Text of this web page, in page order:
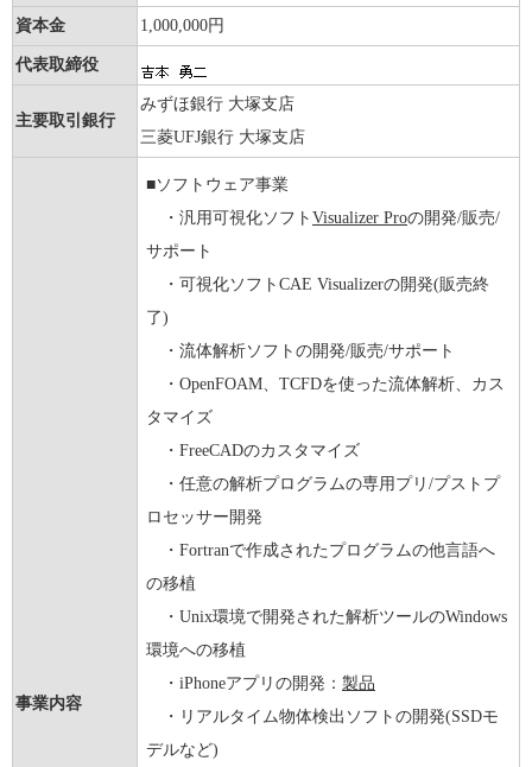
資本金 1,000,000円
代表取締役
主要取引銀行
みずほ銀行 大塚支店
三菱UFJ銀行 大塚支店
事業内容
■ソフトウェア事業
・汎用可視化ソフト Visualizer Proの開発/販売/
サポート
・可視化ソフトCAE Visualizerの開発(販売終
了)
・流体解析ソフトの開発/販売/サポート
・OpenFOAM、TCFDを使った流体解析、カス
タマイズ
・FreeCADのカスタマイズ
・任意の解析プログラムの専用プリ/プストプ
ロセッサー開発
・Fortranで作成されたプログラムの他言語へ
の移植
・Unix環境で開発された解析ツールのWindows
環境への移植
・iPhoneアプリの開発： 製品
・リアルタイム物体検出ソフトの開発(SSDモ
デルなど)